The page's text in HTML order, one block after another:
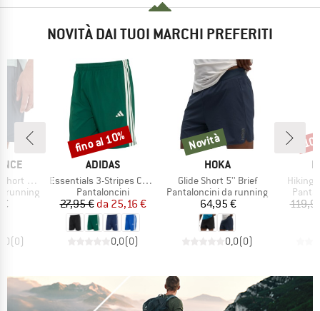
NOVITÀ DAI TUOI MARCHI PREFERITI
running
(0)
MARCHIO
ADIDAS
Articolo
Essentials 3-Stripes Chelsea Lite Woven Shorts
Gruppo di prodotti
Pantaloncini
Prezzo
27,95 € Prezzo ridotto
da 25,16 €
0,0(0)
Sconto
fino al 10%
MARCHIO
HOKA
Articolo
Glide Short 5'' Brief
Gruppo di prodotti
Pantaloncini da running
Prezzo
64,95 €
0,0(0)
Novità
Novità
Articolo
Hiking